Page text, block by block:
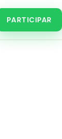
PARTICIPAR